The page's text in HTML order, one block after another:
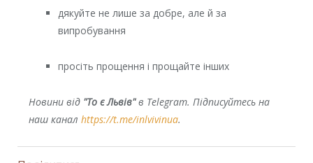
дякуйте не лише за добре, але й за
випробування
просіть прощення і прощайте інших
Новини від "То є Львів"в Telegram. Підписуйтесь на
наш канал https://t.me/inlvivinua.